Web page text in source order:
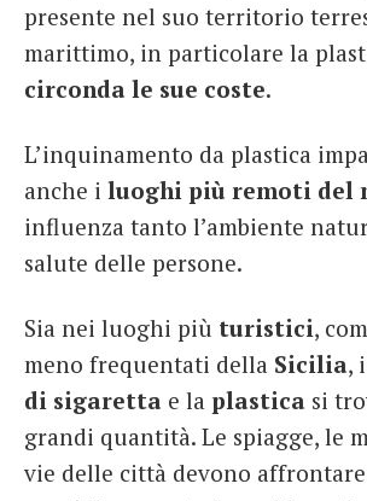
presente nel suo territorio
marittimo, in particolare la
circonda le sue coste.
L’inquinamento da plastica
anche i luoghi più remoti del
influenza tanto l’ambiente
salute delle persone.
Sia nei luoghi più turistici,
meno frequentati della Sicilia, i
di sigaretta e la plastica si
grandi quantità. Le spiagge, le
vie delle città devono affrontare